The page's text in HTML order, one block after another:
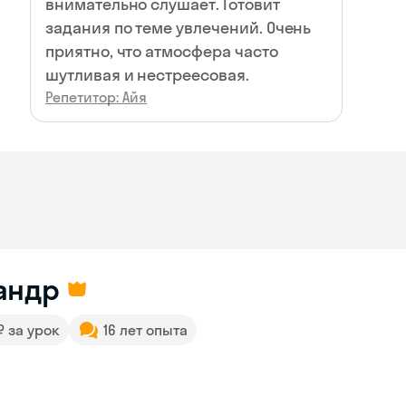
задания по теме увлечений. Очень
приятно, что атмосфера часто
шутливая и нестреесовая.
Репетитор: Айя
за урок 16 лет опыта